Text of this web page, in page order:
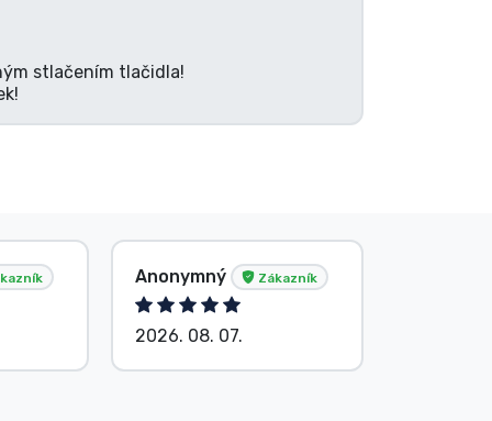
stlačením tlačidla!
Anonymný Zákazník
2026. 08. 07.